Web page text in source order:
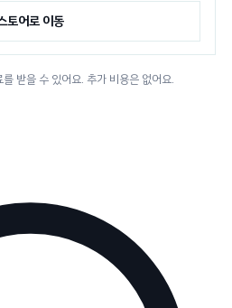
토어로 이동
받을 수 있어요. 추가 비용은 없어요.